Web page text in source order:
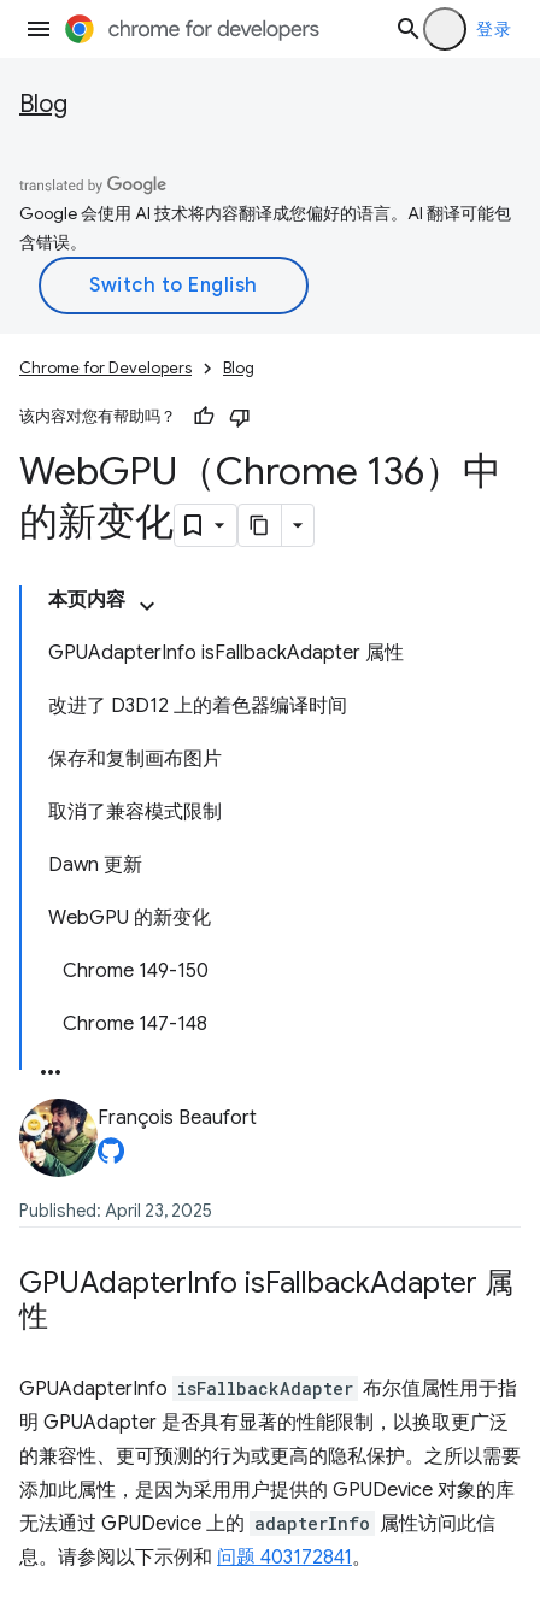
登录
Blog
Google 会使用 AI 技术将内容翻译成您偏好的语言。AI 翻译可能包
含错误。
Chrome for Developers Blog
该内容对您有帮助吗？
WebGPU（Chrome 136）中
的新变化
本页内容
GPUAdapterInfo isFallbackAdapter 属性
改进了 D3D12 上的着色器编译时间
保存和复制画布图片
取消了兼容模式限制
Dawn 更新
WebGPU 的新变化
Chrome 149-150
Chrome 147-148
François Beaufort
Published: April 23, 2025
GPUAdapterInfo isFallbackAdapter 属
性
GPUAdapterInfo isFallbackAdapter 布尔值属性用于指
明 GPUAdapter 是否具有显著的性能限制，以换取更广泛
的兼容性、更可预测的行为或更高的隐私保护。之所以需要
添加此属性，是因为采用用户提供的 GPUDevice 对象的库
无法通过 GPUDevice 上的 adapterInfo 属性访问此信
息。请参阅以下示例和 问题 403172841。